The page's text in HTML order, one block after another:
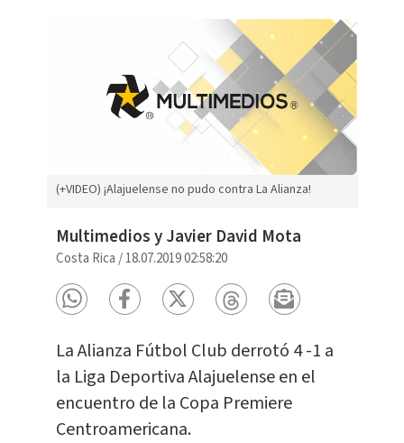
(+VIDEO) ¡Alajuelense no pudo contra La Alianza!
Multimedios y Javier David Mota
Costa Rica /18.07.2019 02:58:20
La Alianza Fútbol Club derrotó 4 -1 a
la Liga Deportiva Alajuelense en el
encuentro de la Copa Premiere
Centroamericana.